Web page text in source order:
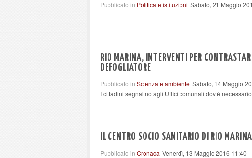
Pubblicato in Politica e istituzioni Sabato, 21 Maggio
RIO MARINA, INTERVENTI PER
DEFOGLIATORE
Pubblicato in Scienza e ambiente Sabato, 14 Maggio
I cittadini segnalino agli Uffici comunali dov’è
IL CENTRO SOCIO SANITARIO DI RIO
Pubblicato in Cronaca Venerdì, 13 Maggio 2016 11:40